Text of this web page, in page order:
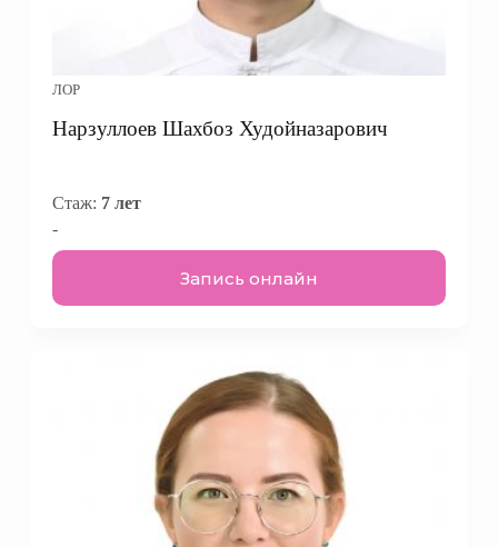
ЛОР
Нарзуллоев Шахбоз Худойназарович
Стаж: 7 лет
-
Запись онлайн